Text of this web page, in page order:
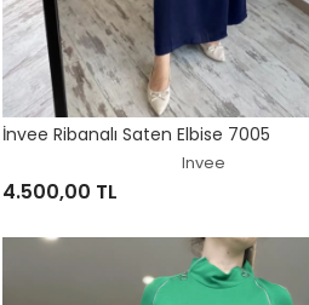
İnvee Ribanalı Saten Elbise 7005
Invee
4.500,00 TL